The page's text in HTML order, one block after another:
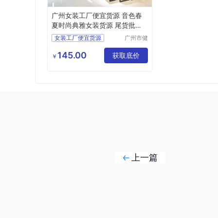
广州女装工厂便宜货源 音色春
夏时尚典雅女装货源 尾货批发
市场
女装工厂便宜货源
尾货批发市场
广州市健
限公司
￥ 145.00 获取底价
上一篇